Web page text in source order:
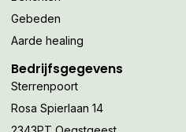
Gebeden
Aarde healing
Bedrijfsgegevens
Sterrenpoort
Rosa Spierlaan 14